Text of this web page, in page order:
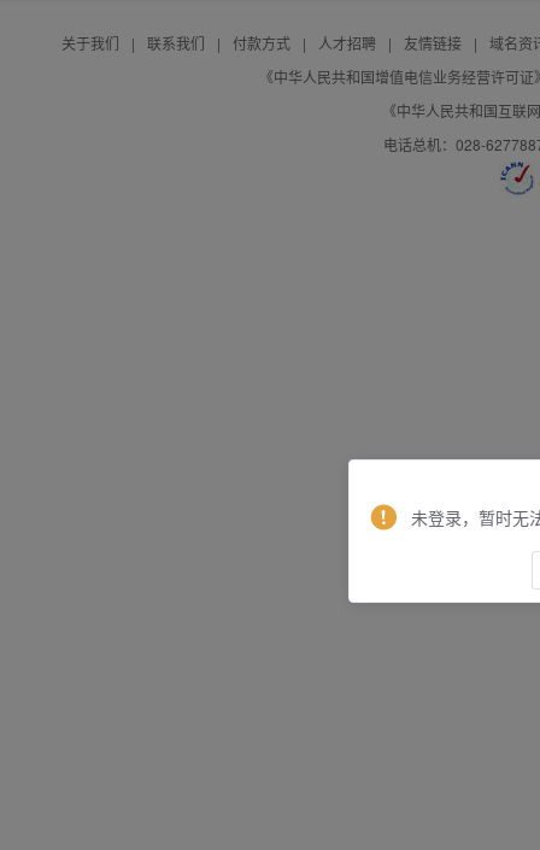
关于我们 | 联系我们 | 付款方式 | 人才招聘 | 友情链接 |
域名资
《中华人民共和国增值电信业务经营许可
《中华人民共和国互联
电话总机：028-
未登录，暂时无